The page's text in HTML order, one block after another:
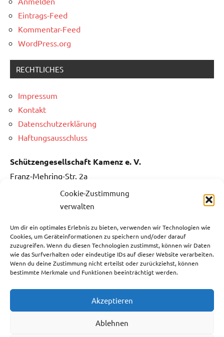
Cookie-Zustimmung
verwalten
Um dir ein optimales Erlebnis zu bieten, verwenden wir Technologien wie
Cookies, um Geräteinformationen zu speichern und/oder darauf
zuzugreifen. Wenn du diesen Technologien zustimmst, können wir Daten
wie das Surfverhalten oder eindeutige IDs auf dieser Website verarbeiten.
Wenn du deine Zustimmung nicht erteilst oder zurückziehst, können
bestimmte Merkmale und Funktionen beeinträchtigt werden.
Akzeptieren
Ablehnen
Eintrags-Feed
Kommentar-Feed
WordPress.org
RECHTLICHES
Impressum
Kontakt
Datenschutzerklärung
Haftungsausschluss
Schützengesellschaft Kamenz e. V.
Franz-Mehring-Str. 2a
01917 Kamenz
Kamenz
Kontakt:
Fon: 0151 / 5061 1482
info@sg-kamenz.de